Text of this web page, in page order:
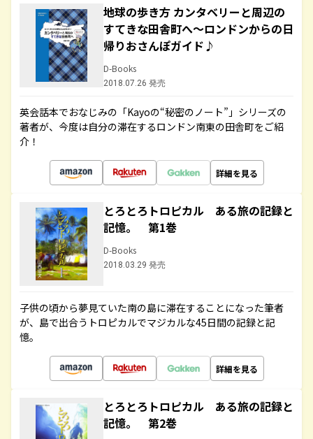
地球の歩き方 カンタベリーと周辺の
すてきな田舎町へ～ロンドンからの日
帰りおさんぽガイド♪
D-Books
2018.07.26 発売
英会話本でおなじみの「Kayoの“秘密のノート”」シリーズの
著者が、今度は自分の滞在するロンドン南東の田舎町をご紹
介！
詳細を見る
とろとろトロピカル ある旅の記録と
記憶。 第1巻
D-Books
2018.03.29 発売
子供の頃から夢見ていた南の島に滞在することになった筆者
が、島で出合うトロピカルでマジカルな45日間の記録と記
憶。
詳細を見る
とろとろトロピカル ある旅の記録と
記憶。 第2巻